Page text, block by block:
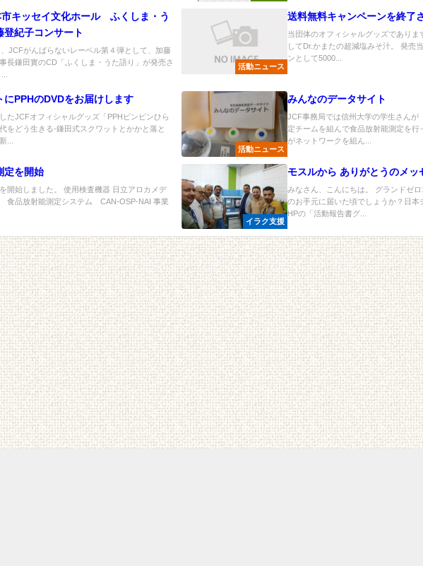
市キッセイ文化ホール ふくしま・う
紀子コンサート
JCFがんばらないレーベル第４弾として、加藤
長鎌田實のCD「ふくしま・うた語り」が発売さ
活動ニュース
送料無料キャンペーンを終了
当団体のオフィシャルグッズでありま
してDr.かまたの超減塩みそ汁。 発売
ンとして5000...
にPPHのDVDをお届けします
たJCFオフィシャルグッズ「PPHピンピンひら
をどう生きる-鎌田式スクワットとかかと落と
...
活動ニュース
みんなのデータサイト
JCF事務局では信州大学の学生さんが
定チームを組んで食品放射能測定を
がネットワークを組ん...
定を開始
開始しました。 使用検査機器 日立アロカメデ
食品放射能測定システム CAN-OSP-NAI 事業
イラク支援
モスルから ありがとうのメッ
みなさん、こんにちは。 グランドゼロ
のお手元に届いた頃でしょうか？日本
HPの「活動報告書グ...